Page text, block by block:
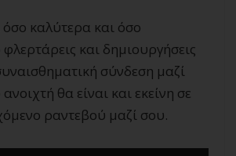
καλύτερα και όσο
και δημιουργήσεις
σύνδεση μαζί
θα είναι και εκείνη σε
ραντεβού μαζί σου.